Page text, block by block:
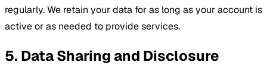
regularly. We retain your data for as long as your account is
active or as needed to provide services.
5. Data Sharing and Disclosure